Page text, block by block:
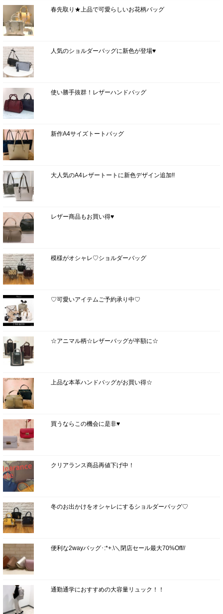
春先取り★上品で可愛らしいお花柄バッグ
人気のショルダーバッグに新色が登場♥
使い勝手抜群！レザーハンドバッグ
新作A4サイズトートバッグ
大人気のA4レザートートに新色デザイン追加!!
レザー商品もお買い得♥
模様がオシャレ♡ショルダーバッグ
♡可愛いアイテムご予約承り中♡
☆アニマル柄☆レザーバッグが半額に☆
上品な本革ハンドバッグがお買い得☆
買うならこの機会に是非♥
クリアランス商品再値下げ中！
冬のお出かけをオシャレにするショルダーバッグ♡
便利な2wayバッグ･:*+.\＼閉店セール最大70%Off//
通勤通学におすすめの大容量リュック！！